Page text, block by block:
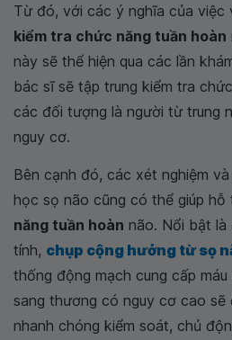
Từ đó, với các ý nghĩa của việc
kiểm tra chức năng tuần hoàn
này sẽ thể hiện qua các lần
bác sĩ sẽ tập trung kiểm tra
các đối tượng là người từ trung
nguy cơ.
Bên cạnh đó, các xét nghiệm
học sọ não cũng có thể giúp hỗ
năng tuần hoàn não. Nổi bật
tính, chụp cộng hưởng từ sọ
thống động mạch cung cấp
sang thương có nguy cơ cao sẽ
nhanh chóng kiểm soát, chủ